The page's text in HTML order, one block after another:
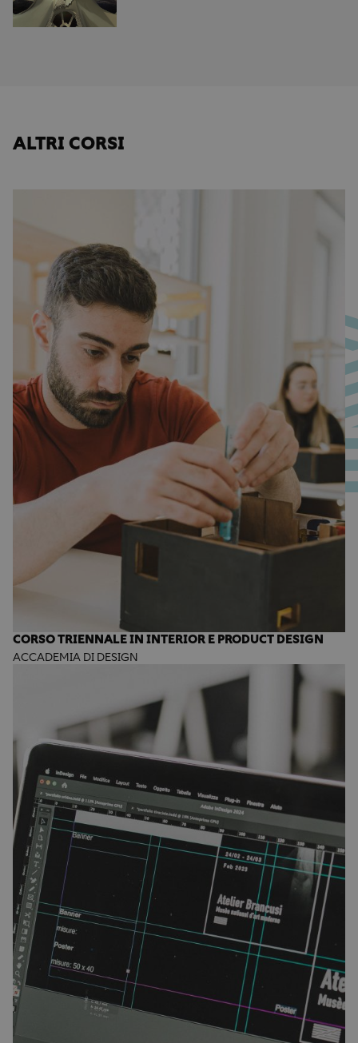
ALTRI CORSI
CORSO TRIENNALE IN INTERIOR E PRODUCT DESIGN
ACCADEMIA DI DESIGN